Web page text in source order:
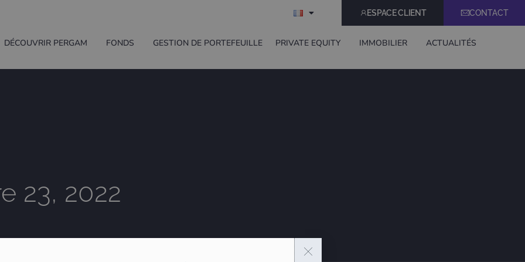
ESPACE CLIENT CONTACT
DÉCOUVRIR PERGAM FONDS GESTION DE PORTEFEUILLE PRIVATE EQUITY IMMOBILIER ACTUALITÉS
23, 2022